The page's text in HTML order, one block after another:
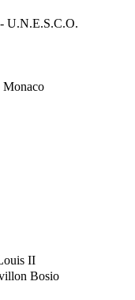
U.N.E.S.C.O.
Monaco
II
Bosio